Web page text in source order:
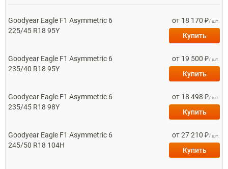
Goodyear Eagle F1 Asymmetric 6
225/45 R18 95Y
от 18 170 ₽/ шт.
Купить
Goodyear Eagle F1 Asymmetric 6
235/40 R18 95Y
от 19 500 ₽/ шт.
Купить
Goodyear Eagle F1 Asymmetric 6
235/45 R18 98Y
от 18 498 ₽/ шт.
Купить
Goodyear Eagle F1 Asymmetric 6
245/50 R18 104H
от 27 210 ₽/ шт.
Купить